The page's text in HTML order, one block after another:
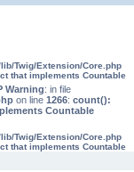
к
Twig/Extension/Core.php
that implements Countable
Warning: in file
on line 1266: count():
Countable
Twig/Extension/Core.php
that implements Countable